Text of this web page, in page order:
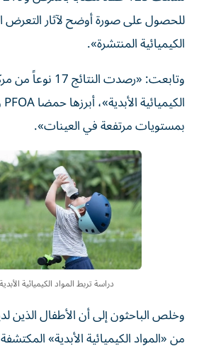
للحصول على صورة أوضح لآثار التعرض
الكيميائية المنتشرة».
وتابعت: «رصدت
بمستويات مرتفعة في العينات».
دراسة تربط المواد الكيميائية
وخلص الباحثون إلى أن الأطفال الذين
من «المواد الكيميائية الأبدية»